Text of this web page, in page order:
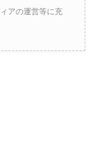
アの運営等に充